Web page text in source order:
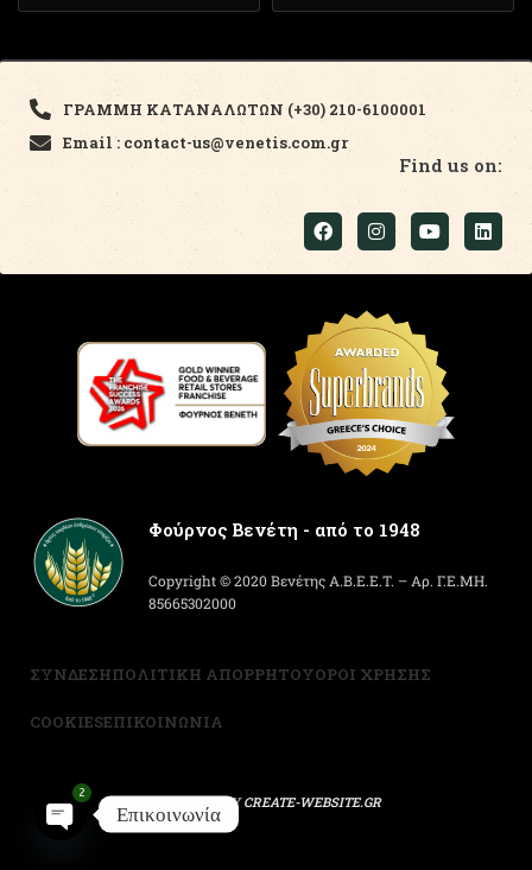
ΓΡΑΜΜΗ ΚΑΤΑΝΑΛΩΤΩΝ (+30) 210-6100001
Email : contact-us@venetis.com.gr
Find us on:
Φούρνος Βενέτη - από το 1948
Copyright © 2020 Βενέτης Α.Β.Ε.Ε.Τ. – Αρ. Γ.Ε.ΜΗ.
85665302000
ΣΥΝΔΕΣΗΠΟΛΙΤΙΚΗ ΑΠΟΡΡΗΤΟΥΟΡΟΙ ΧΡΗΣΗΣ
COOKIESΕΠΙΚΟΙΝΩΝΙΑ
POWERED BY CREATE-WEBSITE.GR
Επικοινωνία
2